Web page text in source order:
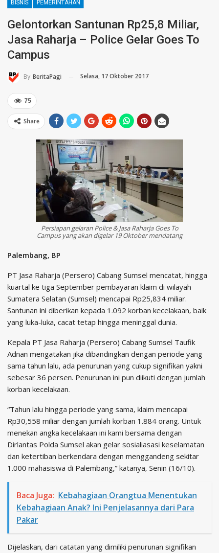
BISNIS PEMERINTAHAN
Gelontorkan Santunan Rp25,8 Miliar,
Jasa Raharja – Police Gelar Goes To
Campus
By BeritaPagi Selasa, 17 Oktober 2017
75
Share
Persiapan gelaran Police & Jasa Raharja Goes To
Campus yang akan digelar 19 Oktober mendatang
Palembang, BP
PT Jasa Raharja (Persero) Cabang Sumsel mencatat, hingga
kuartal ke tiga September pembayaran klaim di wilayah
Sumatera Selatan (Sumsel) mencapai Rp25,834 miliar.
Santunan ini diberikan kepada 1.092 korban kecelakaan, baik
yang luka-luka, cacat tetap hingga meninggal dunia.
Kepala PT Jasa Raharja (Persero) Cabang Sumsel Taufik
Adnan mengatakan jika dibandingkan dengan periode yang
sama tahun lalu, ada penurunan yang cukup signifikan yakni
sebesar 36 persen. Penurunan ini pun diikuti dengan jumlah
korban kecelakaan.
“Tahun lalu hingga periode yang sama, klaim mencapai
Rp30,558 miliar dengan jumlah korban 1.884 orang. Untuk
menekan angka kecelakaan ini kami bersama dengan
Dirlantas Polda Sumsel akan gelar sosialiasasi keselamatan
dan ketertiban berkendara dengan menggandeng sekitar
1.000 mahasiswa di Palembang,” katanya, Senin (16/10).
Baca Juga: Kebahagiaan Orangtua Menentukan
Kebahagiaan Anak? Ini Penjelasannya dari Para
Pakar
Dijelaskan, dari catatan yang dimiliki penurunan signifikan